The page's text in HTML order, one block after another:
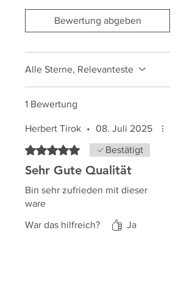
Bewertung abgeben
Alle Sterne, Relevanteste
1 Bewertung
Herbert Tirok • 08. Juli 2025
Mit 5 von 5 Sternen bewertet.
Bestätigt
Sehr Gute Qualität
Bin sehr zufrieden mit dieser
ware
War das hilfreich? Ja